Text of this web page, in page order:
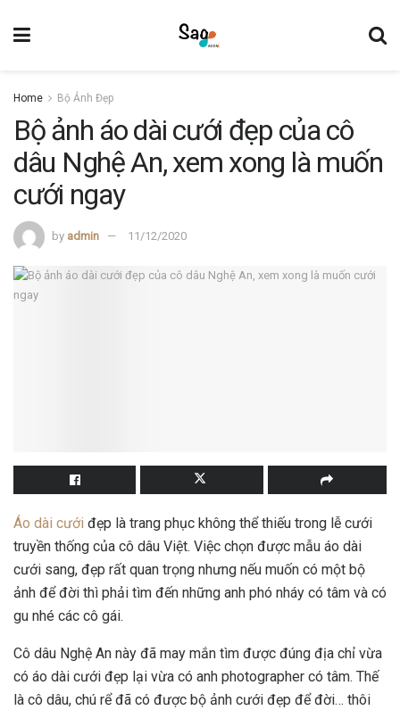
Home Bộ Ảnh Đẹp
Bộ ảnh áo dài cưới đẹp của cô
dâu Nghệ An, xem xong là muốn
cưới ngay
by admin 11/12/2020
Áo dài cưới đẹp là trang phục không thể thiếu trong lễ cưới
truyền thống của cô dâu Việt. Việc chọn được mẫu áo dài
cưới sang, đẹp rất quan trọng nhưng nếu muốn có một bộ
ảnh để đời thì phải tìm đến những anh phó nháy có tâm và có
gu nhé các cô gái.
Cô dâu Nghệ An này đã may mắn tìm được đúng địa chỉ vừa
có áo dài cưới đẹp lại vừa có anh photographer có tâm. Thế
là cô dâu, chú rể đã có được bộ ảnh cưới đẹp để đời… thôi